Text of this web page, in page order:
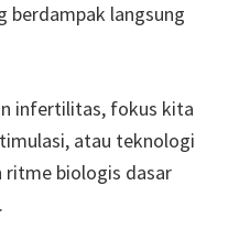
berdampak langsung
infertilitas, fokus kita
atau teknologi
ritme biologis dasar